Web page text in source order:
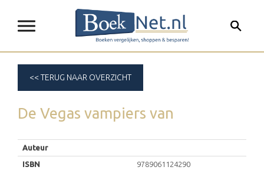
<< TERUG NAAR OVERZICHT
De Vegas vampiers van
Auteur
ISBN
9789061124290